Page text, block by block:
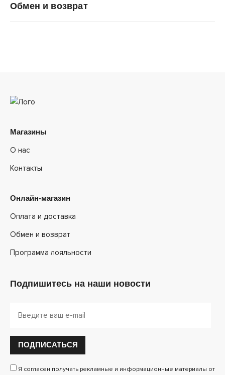
Обмен и возврат
Магазины
О нас
Контакты
Онлайн-магазин
Оплата и доставка
Обмен и возврат
Программа лояльности
Подпишитесь на наши новости
ПОДПИСАТЬСЯ
Я согласен получать рекламные и информационные материалы от